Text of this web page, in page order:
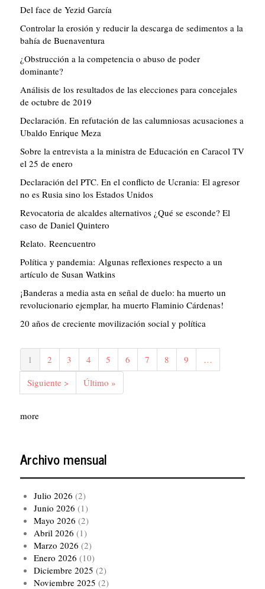
Del face de Yezid García
Controlar la erosión y reducir la descarga de sedimentos a la
bahía de Buenaventura
¿Obstrucción a la competencia o abuso de poder
dominante?
Análisis de los resultados de las elecciones para concejales
de octubre de 2019
Declaración. En refutación de las calumniosas acusaciones a
Ubaldo Enrique Meza
Sobre la entrevista a la ministra de Educación en Caracol TV
el 25 de enero
Declaración del PTC. En el conflicto de Ucrania: El agresor
no es Rusia sino los Estados Unidos
Revocatoria de alcaldes alternativos ¿Qué se esconde? El
caso de Daniel Quintero
Relato. Reencuentro
Política y pandemia: Algunas reflexiones respecto a un
artículo de Susan Watkins
¡Banderas a media asta en señal de duelo: ha muerto un
revolucionario ejemplar, ha muerto Flaminio Cárdenas!
20 años de creciente movilización social y política
Paginación
Página
actual
1 Página
2 Página
3 Página
4 Página
5 Página
6 Página
7 Página
8 Página
9
…
Siguiente
página
Siguiente >
Última
página
Último »
more
Archivo mensual
Julio 2026 (2)
Junio 2026 (1)
Mayo 2026 (2)
Abril 2026 (1)
Marzo 2026 (2)
Enero 2026 (10)
Diciembre 2025 (2)
Noviembre 2025 (2)